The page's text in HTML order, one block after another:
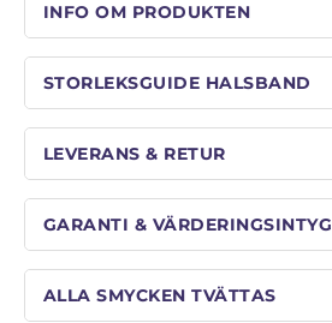
INFO OM PRODUKTEN
STORLEKSGUIDE HALSBAND
LEVERANS & RETUR
GARANTI & VÄRDERINGSINTYG
ALLA SMYCKEN TVÄTTAS